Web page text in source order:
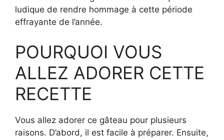
ludique de rendre hommage à cette période
effrayante de l’année.
POURQUOI VOUS
ALLEZ ADORER CETTE
RECETTE
Vous allez adorer ce gâteau pour plusieurs
raisons. D’abord, il est facile à préparer. Ensuite,